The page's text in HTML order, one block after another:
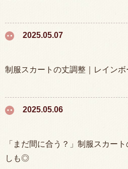
2025.05.07
制服スカートの丈調整｜レイン
2025.05.06
「まだ間に合う？」制服スカー
しも◎